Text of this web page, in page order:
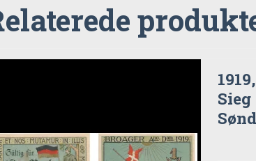
Sieg